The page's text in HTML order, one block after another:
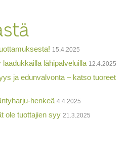
15.4.2025
lähipalveluilla 12.4.2025
ja edunvalvonta – katso tuoreet
henkeä 4.4.2025
ole tuottajien syy 21.3.2025